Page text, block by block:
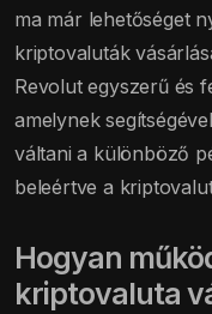
ma már lehetőséget
kriptovaluták
Revolut egyszerű és
amelynek
váltani a különböző
beleértve a
Hogyan
kriptovaluta